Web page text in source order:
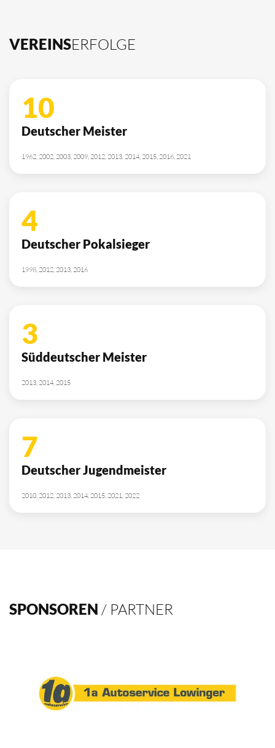
VEREINSERFOLGE
10
Deutscher Meister
1962, 2002, 2003, 2009, 2012, 2013, 2014, 2015, 2016, 2021
4
Deutscher Pokalsieger
1998, 2012, 2013, 2016
3
Süddeutscher Meister
2013, 2014, 2015
7
Deutscher Jugendmeister
2010, 2012, 2013, 2014, 2015, 2021, 2022
SPONSOREN / PARTNER